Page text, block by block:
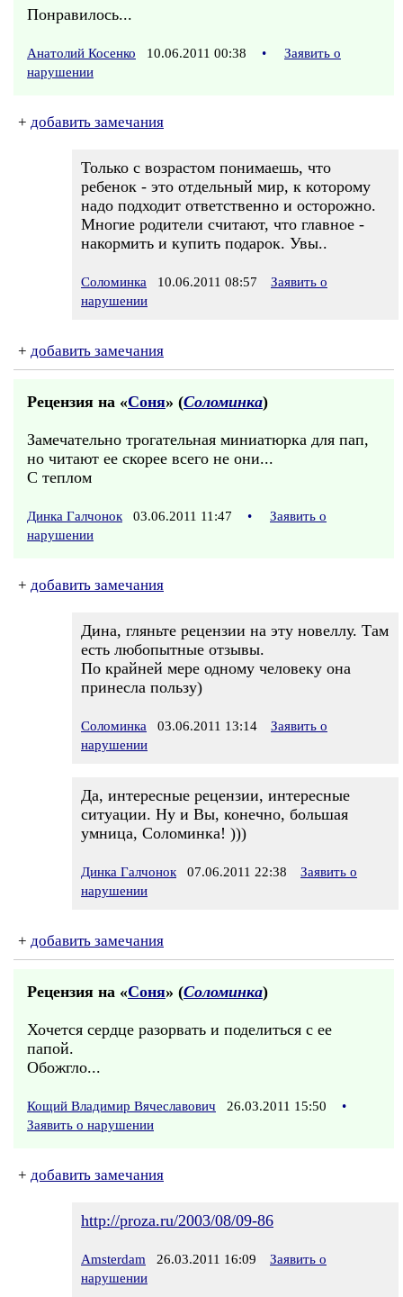
Понравилось...
Анатолий Косенко 10.06.2011 00:38 •
Заявить о
нарушении
+ добавить замечания
Только с возрастом понимаешь, что
ребенок - это отдельный мир, к которому
надо подходит ответственно и осторожно.
Многие родители считают, что главное -
накормить и купить подарок. Увы..
Соломинка 10.06.2011 08:57
Заявить о
нарушении
+ добавить замечания
Рецензия на «Соня» (Соломинка)
Замечательно трогательная миниатюрка для пап,
но читают ее скорее всего не они...
С теплом
Динка Галчонок 03.06.2011 11:47 •
Заявить о
нарушении
+ добавить замечания
Дина, гляньте рецензии на эту новеллу. Там
есть любопытные отзывы.
По крайней мере одному человеку она
принесла пользу)
Соломинка 03.06.2011 13:14
Заявить о
нарушении
Да, интересные рецензии, интересные
ситуации. Ну и Вы, конечно, большая
умница, Соломинка! )))
Динка Галчонок 07.06.2011 22:38
Заявить о
нарушении
+ добавить замечания
Рецензия на «Соня» (Соломинка)
Хочется сердце разорвать и поделиться с ее
папой.
Обожгло...
Кощий Владимир Вячеславович 26.03.2011 15:50
•
Заявить о нарушении
+ добавить замечания
http://proza.ru/2003/08/09-86
Amsterdam 26.03.2011 16:09
Заявить о
нарушении